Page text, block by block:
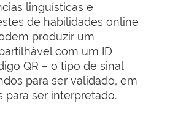
linguísticas e
de habilidades online
produzir um
com um ID
QR – o tipo de sinal
para ser validado, em
para ser interpretado.